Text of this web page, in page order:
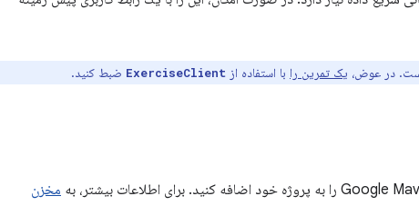
در عوض، یک تمرین را با استفاده از ExerciseClient ضبط کنید.
مخزن